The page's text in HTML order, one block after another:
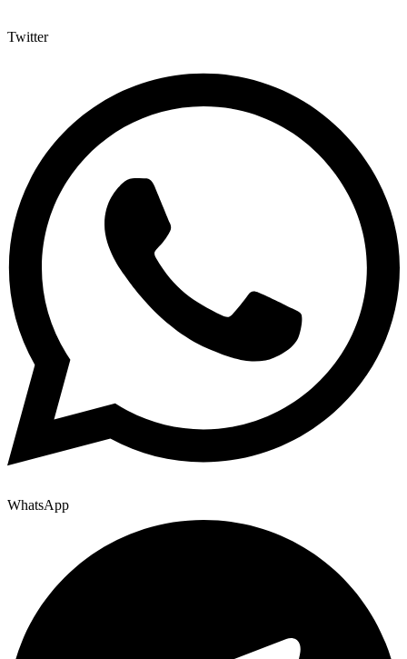
Twitter
WhatsApp